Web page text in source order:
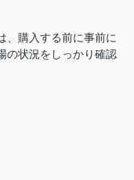
、購入する前に事前に
の状況をしっかり確認